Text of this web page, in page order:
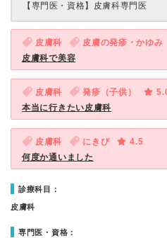
【専門医・資格】 皮膚科専門医
皮膚科 皮膚の発疹・かゆみ
皮膚科で美容
皮膚科 発疹（子供）
本当に行きたい皮膚科
皮膚科 にきび
4.5
何度か通いました
診療科目：
皮膚科
専門医・資格：